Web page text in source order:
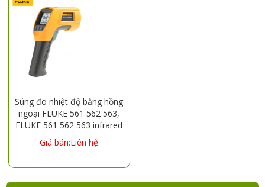
Súng đo nhiệt độ bằng hồng
ngoại FLUKE 561 562 563,
FLUKE 561 562 563 infrared
thermometer
Giá bán:Liên hệ